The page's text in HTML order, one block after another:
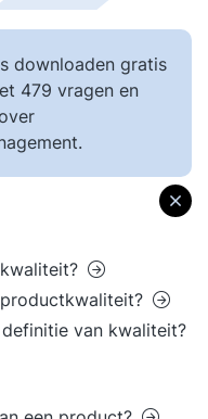
downloaden gratis
479 vragen en
van kwaliteit?